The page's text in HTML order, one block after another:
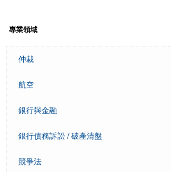
專業領域
仲裁
航空
銀行與金融
銀行債務訴訟 / 破產清盤
競爭法